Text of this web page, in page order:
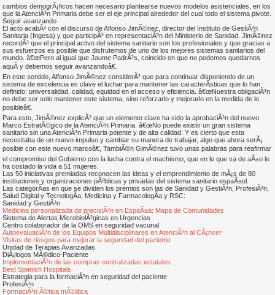
cambios demogrÃ¡ficos hacen necesario plantearse nuevos modelos asistenciales, en los
que la AtenciÃ³n Primaria debe ser el eje principal alrededor del cual todo el sistema pivote.
Seguir avanzando
El acto acabÃ³ con el discurso de Alfonso JimÃ©nez, director del Instituto de GestiÃ³n
Sanitaria (Ingesa) y que participÃ³ en representaciÃ³n del Ministerio de Sanidad. JimÃ©nez
recordÃ³ que el principal activo del sistema sanitario son los profesionales y que gracias a
sus esfuerzos es posible que disfrutemos de uno de los mejores sistemas sanitarios del
mundo. â€œPero al igual que Jaume PadrÃ³s, coincido en que no podemos quedarnos
aquÃ­ y debemos seguir avanzandoâ€.
En este sentido, Alfonso JimÃ©nez considerÃ³ que para continuar disponiendo de un
sistema de excelencia es clave el luchar para mantener las caracterÃ­sticas que lo han
definido: universalidad, calidad, equidad en el acceso y eficiencia. â€œNuestra obligaciÃ³n
no debe ser solo mantener este sistema, sino reforzarlo y mejorarlo en la medida de lo
posibleâ€.
Para esto, JimÃ©nez explicÃ³ que un elemento clave ha sido la aprobaciÃ³n del nuevo
Marco EstratÃ©gico de la AtenciÃ³n Primaria. â€œNo puede existir un gran sistema
sanitario sin una AtenciÃ³n Primaria potente y de alta calidad. Y es cierto que esta
necesitaba de un nuevo impulso y cambiar su manera de trabajar, algo que ahora serÃ¡
posible con este nuevo marcoâ€, TambiÃ©n GimÃ©nez tuvo unas palabras para reafirmar
el compromiso del Gobierno con la lucha contra el machismo, que en lo que va de aÃ±o le
ha costado la vida a 51 mujeres.
Las 50 iniciativas premiadas reconocen las ideas y el emprendimiento de mÃ¡s de 80
instituciones y organizaciones pÃºblicas y privadas del sistema sanitario espaÃ±ol.
Las categorÃ­as en que se dividen los premios son las de Sanidad y GestiÃ³n, ProfesiÃ³n,
Salud Digital y TecnologÃ­a, Medicina y FarmacologÃ­a y RSC:
Sanidad y GestiÃ³n
Medicina personalizada de precisiÃ³n en EspaÃ±a: Mapa de Comunidades
Sistema de Alertas MicrobiolÃ³gicas en Urgencias
Centro colaborador de la OMS en seguridad vacunal
AutoevaluaciÃ³n de los Equipos Multidisciplinares en AtenciÃ³n al CÃ¡ncer
Visitas de riesgos para mejorar la seguridad del paciente
Unidad de Terapias Avanzadas
DiÃ¡logos MÃ©dico-Paciente
ImplementaciÃ³n de las compras centralizadas estatales
Best Spanish Hospitals
Estrategia para la formaciÃ³n en seguridad del paciente
ProfesiÃ³n
FormaciÃ³n Ã©tica mÃ©dica